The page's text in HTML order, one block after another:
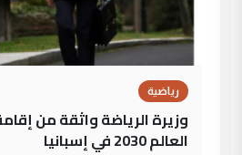
رياضية
وزيرة الرياضة واثقة من
العالم 2030 في إسبانيا